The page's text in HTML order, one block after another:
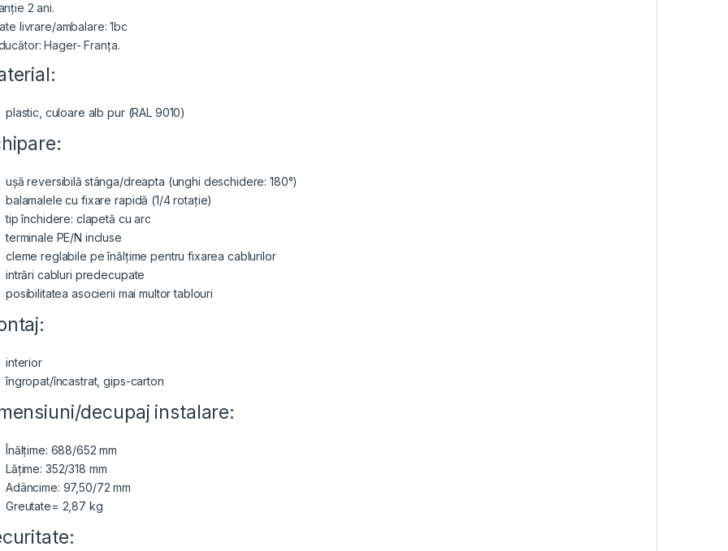
2 ani.
livrare/ambalare: 1bc
Hager- Franța.
plastic, culoare alb pur (RAL 9010)
ușă reversibilă stânga/dreapta (unghi deschidere: 180°)
balamalele cu fixare rapidă (1/4 rotație)
tip închidere: clapetă cu arc
terminale PE/N incluse
cleme reglabile pe înălțime pentru fixarea cablurilor
intrări cabluri predecupate
posibilitatea asocierii mai multor tablouri
interior
îngropat/încastrat, gips-carton
decupaj instalare:
Înălțime: 688/652 mm
Lățime: 352/318 mm
Adâncime: 97,50/72 mm
Greutate= 2,87 kg